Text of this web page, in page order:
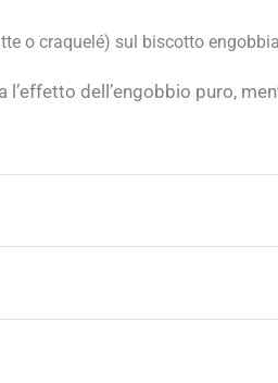
o craquelé) sul biscotto
dell’engobbio puro,
la temperatura di cottura